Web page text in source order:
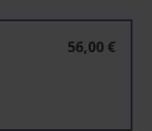
56,00 €